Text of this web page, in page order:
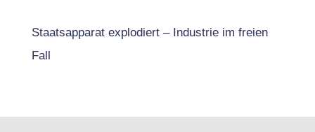
Staatsapparat explodiert – Industrie im freien
Fall